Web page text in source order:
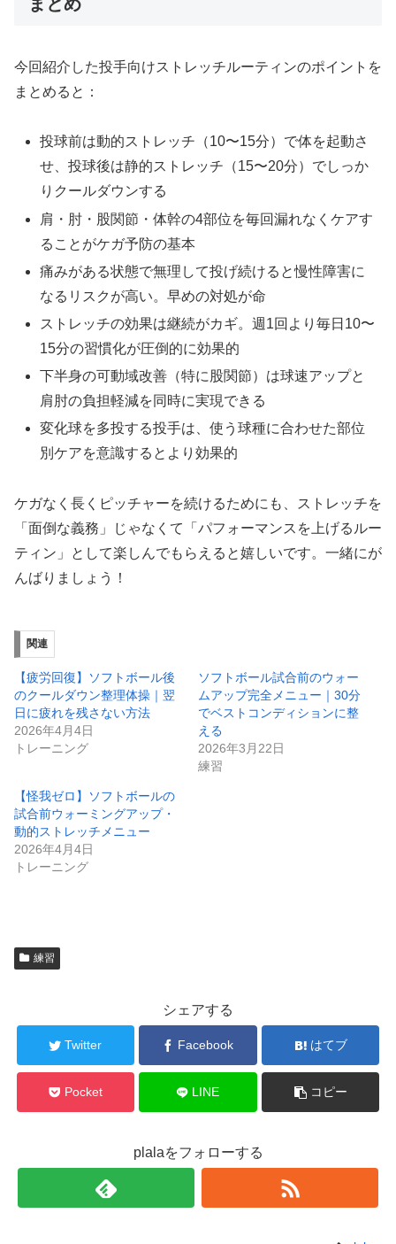
今回紹介した投手向けストレッチルーティンのポイントを
まとめると：
投球前は動的ストレッチ（10〜15分）で体を起動さ
せ、投球後は静的ストレッチ（15〜20分）でしっか
りクールダウンする
肩・肘・股関節・体幹の4部位を毎回漏れなくケアす
ることがケガ予防の基本
痛みがある状態で無理して投げ続けると慢性障害に
なるリスクが高い。早めの対処が命
ストレッチの効果は継続がカギ。週1回より毎日10〜
15分の習慣化が圧倒的に効果的
下半身の可動域改善（特に股関節）は球速アップと
肩肘の負担軽減を同時に実現できる
変化球を多投する投手は、使う球種に合わせた部位
別ケアを意識するとより効果的
ケガなく長くピッチャーを続けるためにも、ストレッチを
「面倒な義務」じゃなくて「パフォーマンスを上げるルー
ティン」として楽しんでもらえると嬉しいです。一緒にが
んばりましょう！
関連
【疲労回復】ソフトボール後
のクールダウン整理体操｜翌
日に疲れを残さない方法
2026年4月4日
トレーニング
ソフトボール試合前のウォー
ムアップ完全メニュー｜30分
でベストコンディションに整
える
2026年3月22日
練習
【怪我ゼロ】ソフトボールの
試合前ウォーミングアップ・
動的ストレッチメニュー
2026年4月4日
トレーニング
練習
シェアする
Twitter Facebook はてブ
Pocket LINE コピー
plalaをフォローする